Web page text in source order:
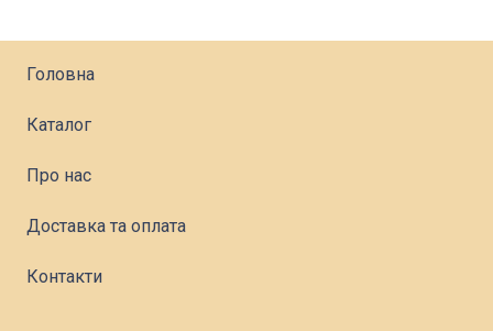
Головна
Каталог
Про нас
Доставка та оплата
Контакти